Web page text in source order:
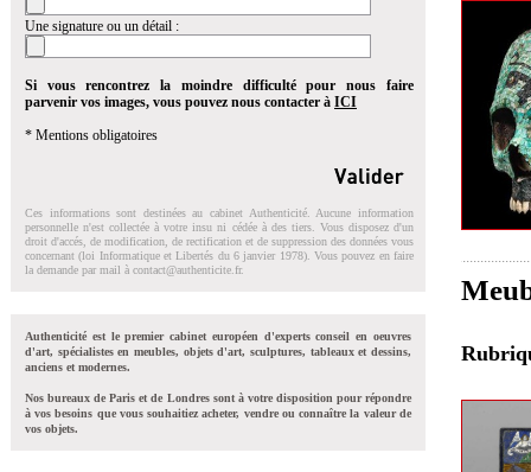
Une signature ou un détail :
Si vous rencontrez la moindre difficulté pour nous faire
parvenir vos images, vous pouvez nous contacter à ICI
* Mentions obligatoires
Ces informations sont destinées au cabinet Authenticité. Aucune information
personnelle n'est collectée à votre insu ni cédée à des tiers. Vous disposez d'un
droit d'accés, de modification, de rectification et de suppression des données vous
concernant (loi Informatique et Libertés du 6 janvier 1978). Vous pouvez en faire
la demande par mail à contact@authenticite.fr.
Authenticité est le premier cabinet européen d'experts conseil en oeuvres
d'art, spécialistes en meubles, objets d'art, sculptures, tableaux et dessins,
anciens et modernes.
Nos bureaux de Paris et de Londres sont à votre disposition pour répondre
à vos besoins que vous souhaitiez acheter, vendre ou connaître la valeur de
vos objets.